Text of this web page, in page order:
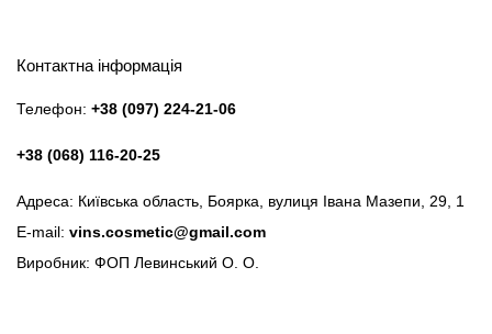
Контактна інформація
Телефон: +38 (097) 224-21-06
+38 (068) 116-20-25
Адреса: Київська область, Боярка, вулиця Івана Мазепи, 29, 1
E-mail: vins.cosmetic@gmail.com
Виробник: ФОП Левинський О. О.